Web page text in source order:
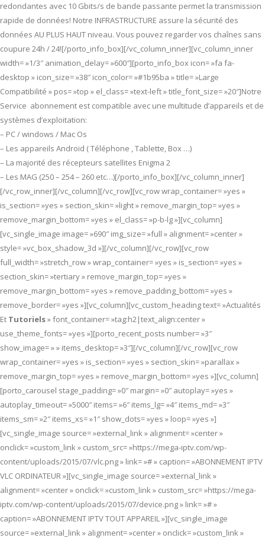
redondantes avec 10 Gbits/s de bande passante permet la transmission
rapide de données! Notre INFRASTRUCTURE assure la sécurité des
données AU PLUS HAUT niveau. Vous pouvez regarder vos chaînes sans
coupure 24h / 24![/porto_info_box][/vc_column_inner][vc_column_inner
width= »1/3″ animation_delay= »600″][porto_info_box icon= »fa fa-
desktop » icon_size= »38″ icon_color= »#1b95ba » title= »Large
Compatibilité » pos= »top » el_class= »text-left » title_font_size= »20″]Notre
Service abonnement est compatible avec une multitude d’appareils et de
systèmes d’exploitation:
– PC / windows / Mac Os
– Les appareils Android ( Téléphone , Tablette, Box …)
– La majorité des récepteurs satellites Enigma 2
– Les MAG (250 – 254 – 260 etc…)[/porto_info_box][/vc_column_inner]
[/vc_row_inner][/vc_column][/vc_row][vc_row wrap_container= »yes »
is_section= »yes » section_skin= »light » remove_margin_top= »yes »
remove_margin_bottom= »yes » el_class= »p-b-lg »][vc_column]
[vc_single_image image= »690″ img_size= »full » alignment= »center »
style= »vc_box_shadow_3d »][/vc_column][/vc_row][vc_row
full_width= »stretch_row » wrap_container= »yes » is_section= »yes »
section_skin= »tertiary » remove_margin_top= »yes »
remove_margin_bottom= »yes » remove_padding_bottom= »yes »
remove_border= »yes »][vc_column][vc_custom_heading text= »Actualités
Et Tutoriels» font_container= »tag:h2|text_align:center »
use_theme_fonts= »yes »][porto_recent_posts number= »3″
show_image= » » items_desktop= »3″][/vc_column][/vc_row][vc_row
wrap_container= »yes » is_section= »yes » section_skin= »parallax »
remove_margin_top= »yes » remove_margin_bottom= »yes »][vc_column]
[porto_carousel stage_padding= »0″ margin= »0″ autoplay= »yes »
autoplay_timeout= »5000″ items= »6″ items_lg= »4″ items_md= »3″
items_sm= »2″ items_xs= »1″ show_dots= »yes » loop= »yes »]
[vc_single_image source= »external_link » alignment= »center »
onclick= »custom_link » custom_src= »https://mega-iptv.com/wp-
content/uploads/2015/07/vlc.png » link= »# » caption= »ABONNEMENT IPTV
VLC ORDINATEUR »][vc_single_image source= »external_link »
alignment= »center » onclick= »custom_link » custom_src= »https://mega-
iptv.com/wp-content/uploads/2015/07/device.png » link= »# »
caption= »ABONNEMENT IPTV TOUT APPAREIL »][vc_single_image
source= »external_link » alignment= »center » onclick= »custom_link »